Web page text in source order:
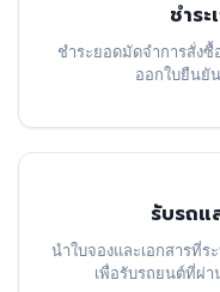
ชำร
ชำระยอดมัดจำการสั่งซื้
ออกใบยืนยั
รับรถแ
นำใบจองและเอกสารที่ร
เพื่อรับรถยนต์ที่ผ่า